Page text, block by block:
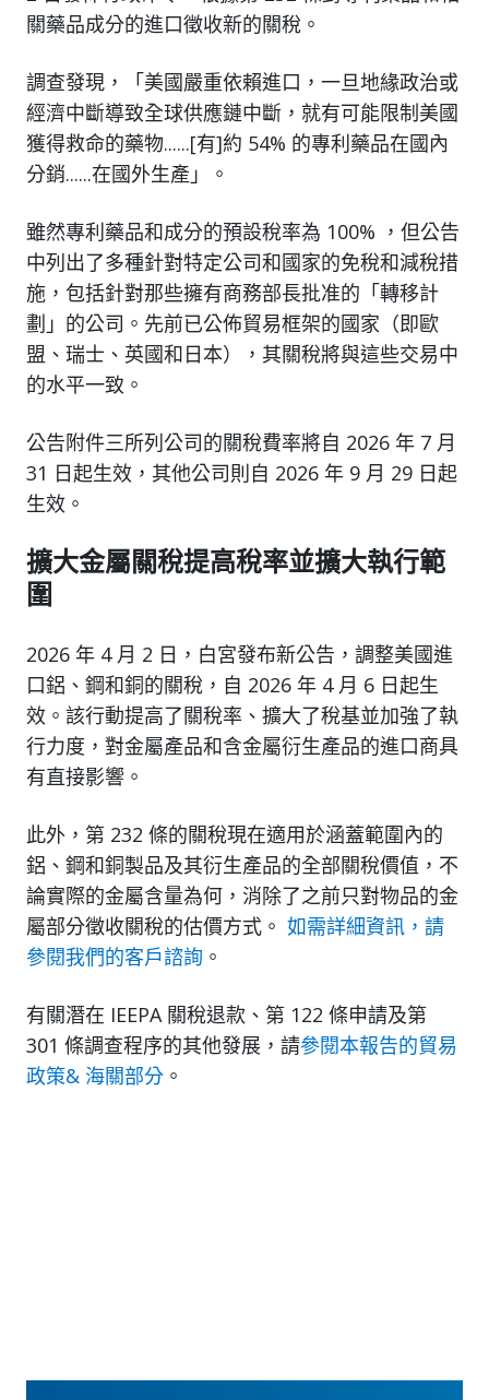
關藥品成分的進口徵收新的關稅。
調查發現，「美國嚴重依賴進口，一旦地緣政治或
經濟中斷導致全球供應鏈中斷，就有可能限制美國
獲得救命的藥物......[有]約 54% 的專利藥品在國內
分銷......在國外生產」。
雖然專利藥品和成分的預設稅率為 100% ，但公告
中列出了多種針對特定公司和國家的免稅和減稅措
施，包括針對那些擁有商務部長批准的「轉移計
劃」的公司。先前已公佈貿易框架的國家（即歐
盟、瑞士、英國和日本），其關稅將與這些交易中
的水平一致。
公告附件三所列公司的關稅費率將自 2026 年 7 月
31 日起生效，其他公司則自 2026 年 9 月 29 日起
生效。
擴大金屬關稅提高稅率並擴大執行範
圍
2026 年 4 月 2 日，白宮發布新公告，調整美國進
口鋁、鋼和銅的關稅，自 2026 年 4 月 6 日起生
效。該行動提高了關稅率、擴大了稅基並加強了執
行力度，對金屬產品和含金屬衍生產品的進口商具
有直接影響。
此外，第 232 條的關稅現在適用於涵蓋範圍內的
鋁、鋼和銅製品及其衍生產品的全部關稅價值，不
論實際的金屬含量為何，消除了之前只對物品的金
屬部分徵收關稅的估價方式。 如需詳細資訊，請
參閱我們的客戶諮詢 。
有關潛在 IEEPA 關稅退款、第 122 條申請及第
301 條調查程序的其他發展，請參閱本報告的貿易
政策& 海關部分 。